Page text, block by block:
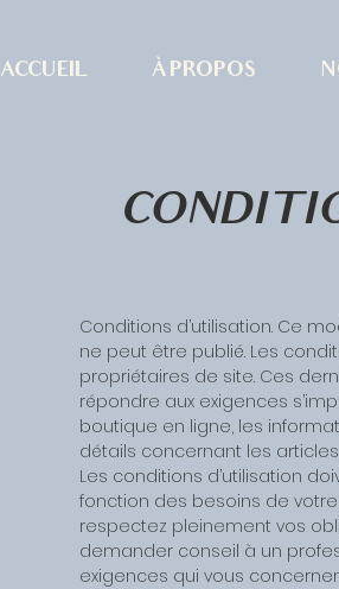
ACCUEIL À PROPOS
Conditions d’utilisation. Ce
ne peut être publié. Les
propriétaires de site. Ces
répondre aux exigences
boutique en ligne, les
détails concernant les
Les conditions d’utilisation
fonction des besoins de
respectez pleinement vos
demander conseil à un
exigences qui vous